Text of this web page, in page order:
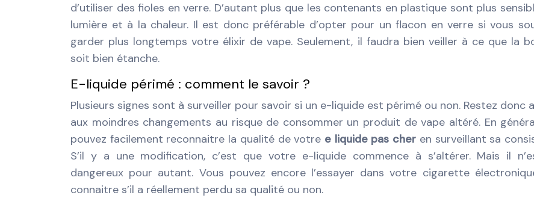
d’utiliser des fioles en verre. D’autant plus que les contenants en plastique sont plus
lumière et à la chaleur. Il est donc préférable d’opter pour un flacon en verre si vous
garder plus longtemps votre élixir de vape. Seulement, il faudra bien veiller à ce que la
soit bien étanche.
E-liquide périmé : comment le savoir ?
Plusieurs signes sont à surveiller pour savoir si un e-liquide est périmé ou non. Restez donc
aux moindres changements au risque de consommer un produit de vape altéré. En
pouvez facilement reconnaitre la qualité de votre e liquide pas cher en surveillant sa
S’il y a une modification, c’est que votre e-liquide commence à s’altérer. Mais il
dangereux pour autant. Vous pouvez encore l’essayer dans votre cigarette
connaitre s’il a réellement perdu sa qualité ou non.